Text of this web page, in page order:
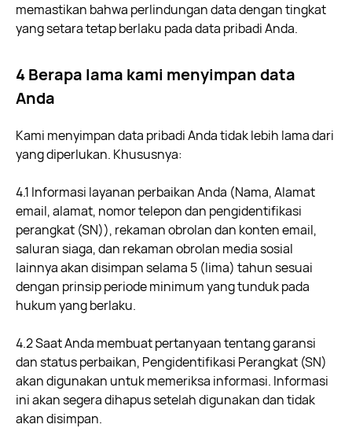
memastikan bahwa perlindungan data dengan tingkat
yang setara tetap berlaku pada data pribadi Anda.
4 Berapa lama kami menyimpan data
Anda
Kami menyimpan data pribadi Anda tidak lebih lama dari
yang diperlukan. Khususnya:
4.1 Informasi layanan perbaikan Anda (Nama, Alamat
email, alamat, nomor telepon dan pengidentifikasi
perangkat (SN)), rekaman obrolan dan konten email,
saluran siaga, dan rekaman obrolan media sosial
lainnya akan disimpan selama 5 (lima) tahun sesuai
dengan prinsip periode minimum yang tunduk pada
hukum yang berlaku.
4.2 Saat Anda membuat pertanyaan tentang garansi
dan status perbaikan, Pengidentifikasi Perangkat (SN)
akan digunakan untuk memeriksa informasi. Informasi
ini akan segera dihapus setelah digunakan dan tidak
akan disimpan.